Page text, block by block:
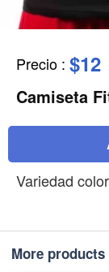
Precio : $12
Camiseta
Variedad
More products